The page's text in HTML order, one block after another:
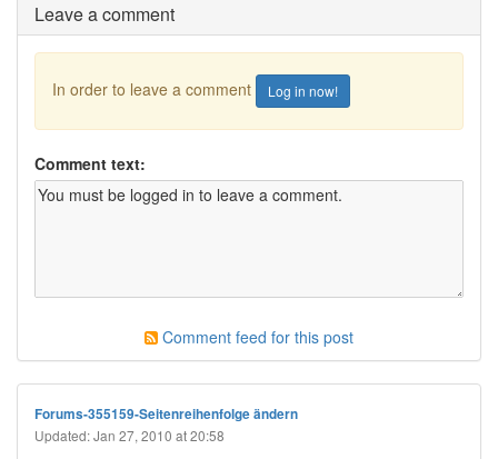
Leave a comment
In order to leave a comment Log in now!
Comment text:
Comment feed for this post
Forums-355159-Seitenreihenfolge ändern
Updated: Jan 27, 2010 at 20:58